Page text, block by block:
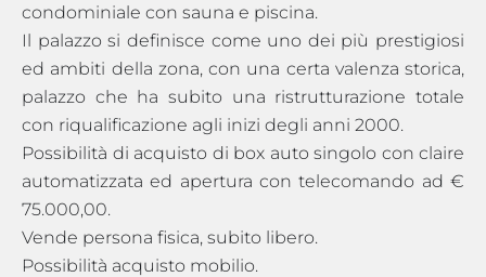
condominiale con sauna e piscina.
Il palazzo si definisce come uno dei più prestigiosi
ed ambiti della zona, con una certa valenza storica,
palazzo che ha subito una ristrutturazione totale
con riqualificazione agli inizi degli anni 2000.
Possibilità di acquisto di box auto singolo con claire
automatizzata ed apertura con telecomando ad €
75.000,00.
Vende persona fisica, subito libero.
Possibilità acquisto mobilio.